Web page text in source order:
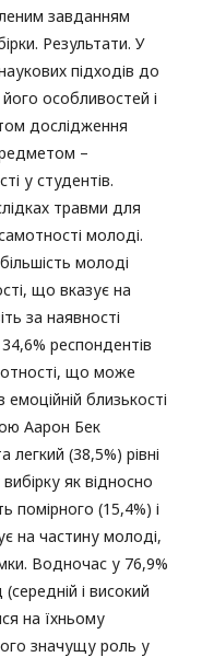
завданням
Результати. У
підходів до
особливостей і
дослідження
–
у студентів.
травми для
молоді.
молоді
що вказує на
за наявності
респондентів
що може
близькості
Аарон Бек
(38,5%) рівні
як відносно
помірного (15,4%) і
на частину молоді,
Водночас у 76,9%
і високий
на їхньому
значущу роль у